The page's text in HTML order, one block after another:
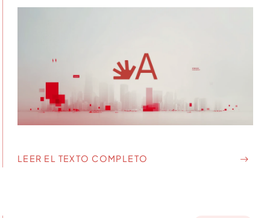
LEER EL TEXTO COMPLETO